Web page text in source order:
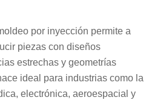
por inyección permite a
piezas con diseños
estrechas y geometrías
ideal para industrias como la
electrónica, aeroespacial y